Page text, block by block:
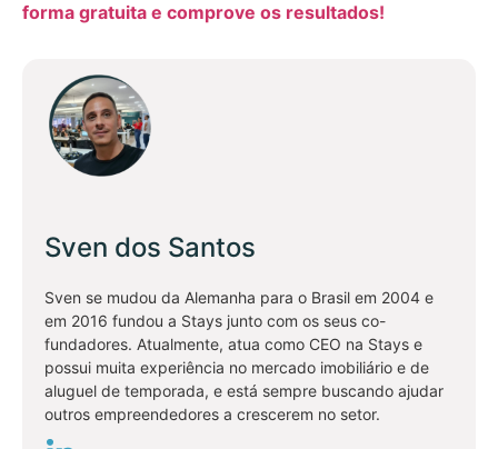
forma gratuita e comprove os resultados!
Sven dos Santos
Sven se mudou da Alemanha para o Brasil em 2004 e
em 2016 fundou a Stays junto com os seus co-
fundadores. Atualmente, atua como CEO na Stays e
possui muita experiência no mercado imobiliário e de
aluguel de temporada, e está sempre buscando ajudar
outros empreendedores a crescerem no setor.